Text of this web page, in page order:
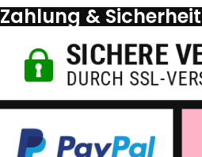
Zahlung & Sicherheit